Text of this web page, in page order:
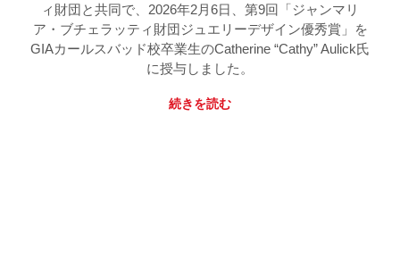
ィ財団と共同で、2026年2月6日、第9回「ジャンマリ
ア・ブチェラッティ財団ジュエリーデザイン優秀賞」を
GIAカールスバッド校卒業生のCatherine “Cathy” Aulick氏
に授与しました。
続きを読む